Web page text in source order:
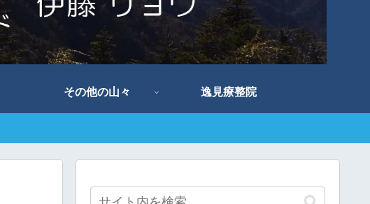
その他の山々 逸見療整院